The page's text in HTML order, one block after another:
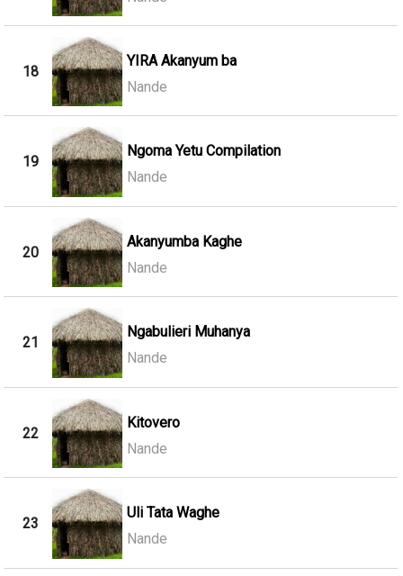
18
YIRA Akanyum ba
Nande
19
Ngoma Yetu Compilation
Nande
20
Akanyumba Kaghe
Nande
21
Ngabulieri Muhanya
Nande
22
Kitovero
Nande
23
Uli Tata Waghe
Nande